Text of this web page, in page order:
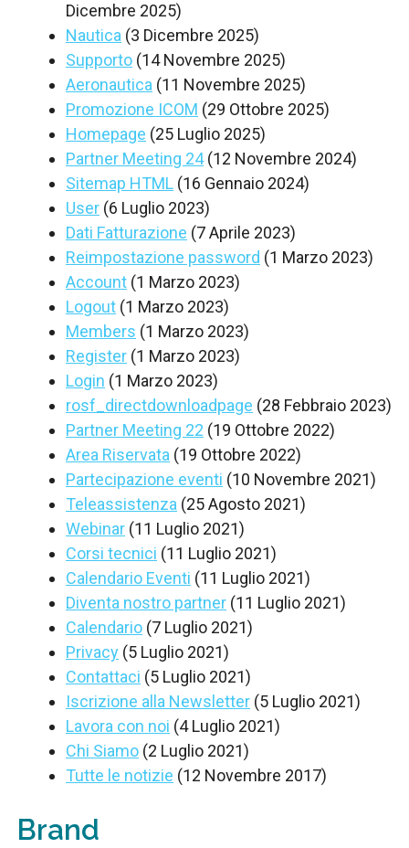
Dicembre 2025)
Nautica (3 Dicembre 2025)
Supporto (14 Novembre 2025)
Aeronautica (11 Novembre 2025)
Promozione ICOM (29 Ottobre 2025)
Homepage (25 Luglio 2025)
Partner Meeting 24 (12 Novembre 2024)
Sitemap HTML (16 Gennaio 2024)
User (6 Luglio 2023)
Dati Fatturazione (7 Aprile 2023)
Reimpostazione password (1 Marzo 2023)
Account (1 Marzo 2023)
Logout (1 Marzo 2023)
Members (1 Marzo 2023)
Register (1 Marzo 2023)
Login (1 Marzo 2023)
rosf_directdownloadpage (28 Febbraio 2023)
Partner Meeting 22 (19 Ottobre 2022)
Area Riservata (19 Ottobre 2022)
Partecipazione eventi (10 Novembre 2021)
Teleassistenza (25 Agosto 2021)
Webinar (11 Luglio 2021)
Corsi tecnici (11 Luglio 2021)
Calendario Eventi (11 Luglio 2021)
Diventa nostro partner (11 Luglio 2021)
Calendario (7 Luglio 2021)
Privacy (5 Luglio 2021)
Contattaci (5 Luglio 2021)
Iscrizione alla Newsletter (5 Luglio 2021)
Lavora con noi (4 Luglio 2021)
Chi Siamo (2 Luglio 2021)
Tutte le notizie (12 Novembre 2017)
Brand